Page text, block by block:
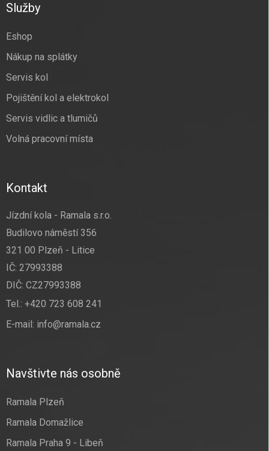
Služby
Eshop
Nákup na splátky
Servis kol
Pojištění kol a elektrokol
Servis vidlic a tlumičů
Volná pracovní místa
Kontakt
Jízdní kola - Ramala s.r.o.
Budilovo náměstí 356
321 00 Plzeň - Litice
IČ: 27993388
DIČ: CZ27993388
Tel.: +420 723 608 241
E-mail: info@ramala.cz
Navštivte nás osobně
Ramala Plzeň
Ramala Domažlice
Ramala Praha 9 - Libeň